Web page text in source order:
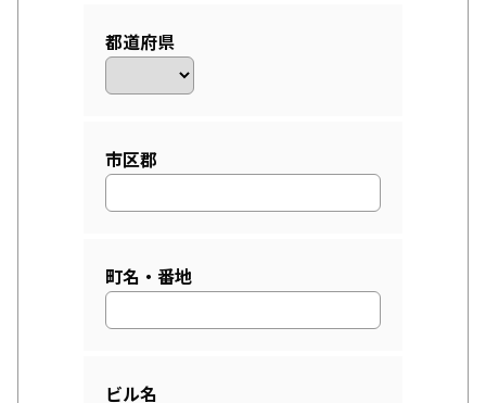
都道府県
市区郡
町名・番地
ビル名